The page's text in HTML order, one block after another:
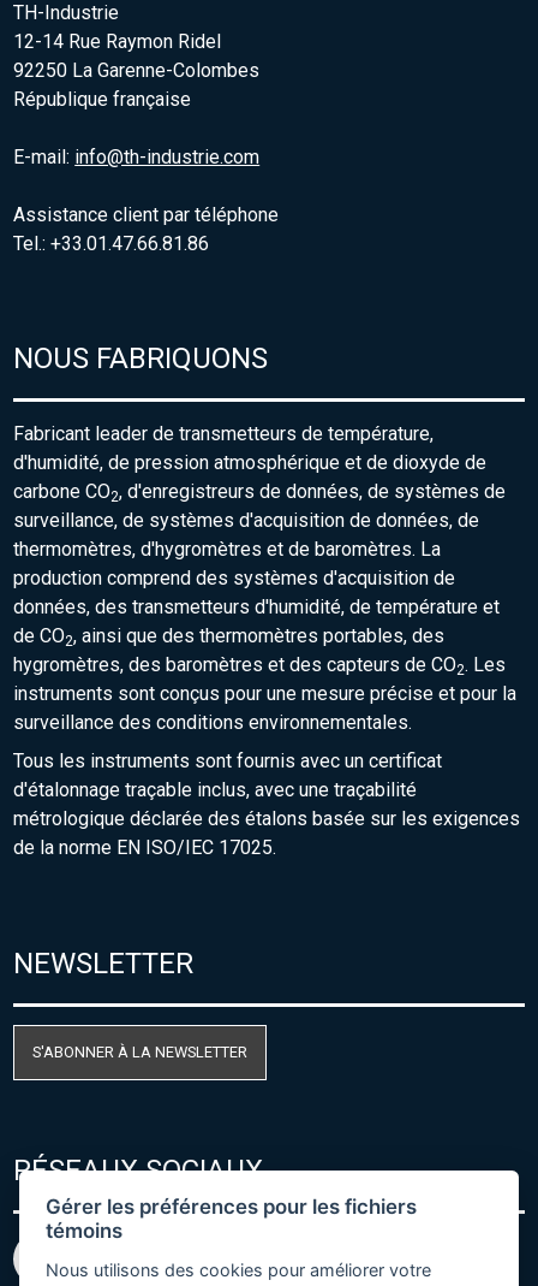
TH-Industrie
12-14 Rue Raymon Ridel
92250 La Garenne-Colombes
République française
E-mail: info@th-industrie.com
Assistance client par téléphone
Tel.: +33.01.47.66.81.86
NOUS FABRIQUONS
Fabricant leader de transmetteurs de température,
d'humidité, de pression atmosphérique et de dioxyde de
carbone CO2, d'enregistreurs de données, de systèmes de
surveillance, de systèmes d'acquisition de données, de
thermomètres, d'hygromètres et de baromètres. La
production comprend des systèmes d'acquisition de
données, des transmetteurs d'humidité, de température et
de CO2, ainsi que des thermomètres portables, des
hygromètres, des baromètres et des capteurs de CO2. Les
instruments sont conçus pour une mesure précise et pour la
surveillance des conditions environnementales.
Tous les instruments sont fournis avec un certificat
d'étalonnage traçable inclus, avec une traçabilité
métrologique déclarée des étalons basée sur les exigences
de la norme EN ISO/IEC 17025.
NEWSLETTER
S'ABONNER À LA NEWSLETTER
RÉSEAUX SOCIAUX
Gérer les préférences pour les fichiers
témoins
Nous utilisons des cookies pour améliorer votre